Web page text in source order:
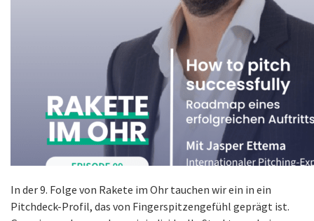
In der 9. Folge von Rakete im Ohr tauchen wir ein in ein
Pitchdeck-Profil, das von Fingerspitzengefühl geprägt ist.